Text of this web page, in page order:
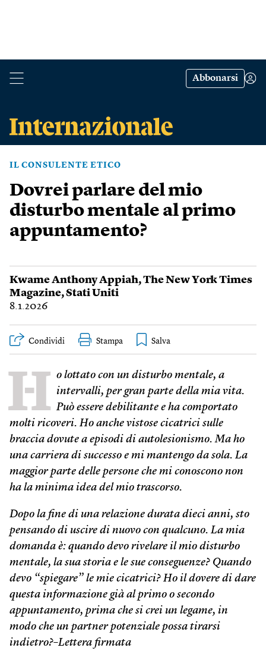
Abbonarsi
IL CONSULENTE ETICO
Dovrei parlare del mio
disturbo mentale al primo
appuntamento?
Kwame Anthony Appiah,The New York Times
Magazine,Stati Uniti
8.1.2026
Condividi Stampa
H o lottato con un disturbo mentale, a
intervalli, per gran parte della mia vita.
Può essere debilitante e ha comportato
molti ricoveri. Ho anche vistose cicatrici sulle
braccia dovute a episodi di autolesionismo. Ma ho
una carriera di successo e mi mantengo da sola. La
maggior parte delle persone che mi conoscono non
ha la minima idea del mio trascorso.
Dopo la fine di una relazione durata dieci anni, sto
pensando di uscire di nuovo con qualcuno. La mia
domanda è: quando devo rivelare il mio disturbo
mentale, la sua storia e le sue conseguenze? Quando
devo “spiegare” le mie cicatrici? Ho il dovere di dare
questa informazione già al primo o secondo
appuntamento, prima che si crei un legame, in
modo che un partner potenziale possa tirarsi
indietro?–Lettera firmata